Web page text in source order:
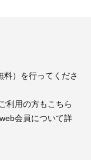
料）を行ってくださ
利用の方もこちら
会員について詳